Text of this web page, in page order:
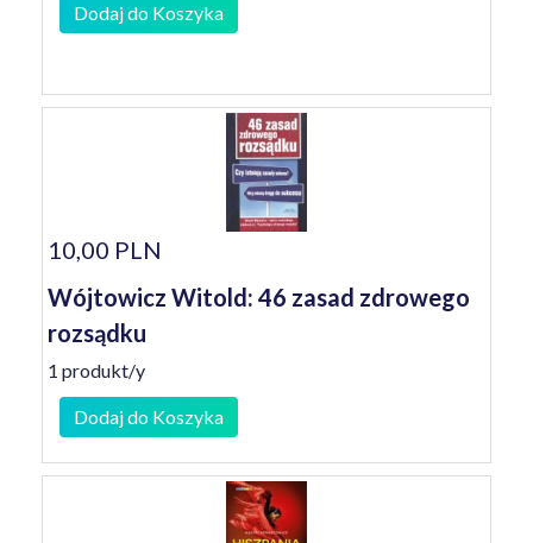
Dodaj do Koszyka
10,00 PLN
Wójtowicz Witold: 46 zasad zdrowego
rozsądku
1 produkt/y
Dodaj do Koszyka